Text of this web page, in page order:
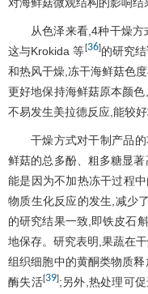
从色泽来看,4种干燥
这与Krokida 等[36]的研究
和热风干燥,冻干海鲜菇色
更好地保持海鲜菇原本颜
不易发生美拉德反应,能较
干燥方式对干制产品
鲜菇的总多酚、粗多糖显
能是因为不加热冻干过程
物质生化反应的发生,减少
的研究结果一致,即铁皮石
地保存。研究表明,果蔬在
组织细胞中的黄酮类物质
酶失活[39];另外,热处理可